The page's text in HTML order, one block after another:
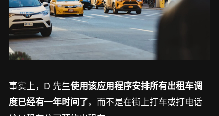
事实上，D 先生使用该应用程序安排所有出租车调
度已经有一年时间了，而不是在街上打车或打电话